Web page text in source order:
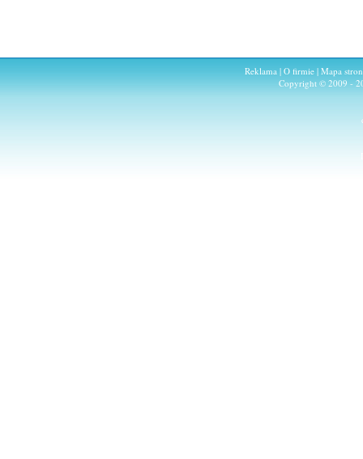
Reklama | O firmie | Mapa
Copyright © 2009 -